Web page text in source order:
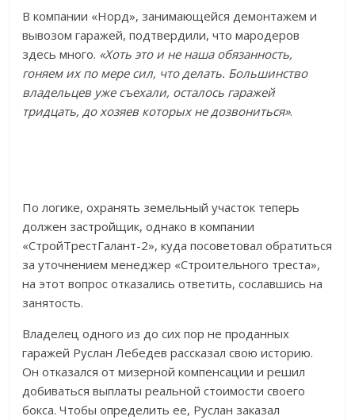
В компании «Норд», занимающейся демонтажем и
вывозом гаражей, подтвердили, что мародеров
здесь много. «Хоть это и не наша обязанность,
гоняем их по мере сил, что делать. Большинство
владельцев уже съехали, осталось гаражей
тридцать, до хозяев которых не дозвониться».
По логике, охранять земельный участок теперь
должен застройщик, однако в компании
«СтройТрестГалант-2», куда посоветовал обратиться
за уточнением менеджер «Строительного треста»,
на этот вопрос отказались ответить, сославшись на
занятость.
Владелец одного из до сих пор не проданных
гаражей Руслан Лебедев рассказал свою историю.
Он отказался от мизерной компенсации и решил
добиваться выплаты реальной стоимости своего
бокса. Чтобы определить ее, Руслан заказал